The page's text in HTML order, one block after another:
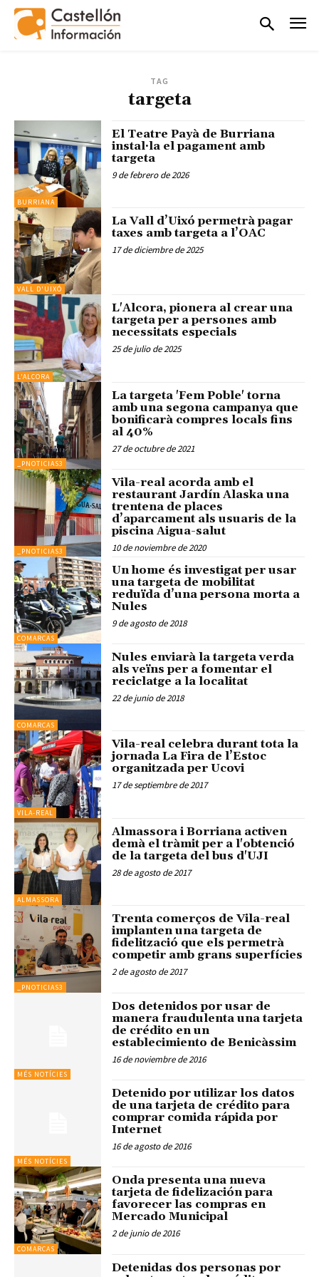
TAG
targeta
BURRIANA
El Teatre Payà de Burriana
instal·la el pagament amb
targeta
9 de febrero de 2026
VALL D'UIXÓ
La Vall d’Uixó permetrà pagar
taxes amb targeta a l’OAC
17 de diciembre de 2025
L'ALCORA
L'Alcora, pionera al crear una
targeta per a persones amb
necessitats especials
25 de julio de 2025
_PNOTICIAS3
La targeta 'Fem Poble' torna
amb una segona campanya que
bonificarà compres locals fins
al 40%
27 de octubre de 2021
_PNOTICIAS3
Vila-real acorda amb el
restaurant Jardín Alaska una
trentena de places
d’aparcament als usuaris de la
piscina Aigua-salut
10 de noviembre de 2020
COMARCAS
Un home és investigat per usar
una targeta de mobilitat
reduïda d’una persona morta a
Nules
9 de agosto de 2018
COMARCAS
Nules enviarà la targeta verda
als veïns per a fomentar el
reciclatge a la localitat
22 de junio de 2018
VILA-REAL
Vila-real celebra durant tota la
jornada La Fira de l’Estoc
organitzada per Ucovi
17 de septiembre de 2017
ALMASSORA
Almassora i Borriana activen
demà el tràmit per a l'obtenció
de la targeta del bus d'UJI
28 de agosto de 2017
_PNOTICIAS3
Trenta comerços de Vila-real
implanten una targeta de
fidelització que els permetrà
competir amb grans superfícies
2 de agosto de 2017
MÉS NOTÍCIES
Dos detenidos por usar de
manera fraudulenta una tarjeta
de crédito en un
establecimiento de Benicàssim
16 de noviembre de 2016
MÉS NOTÍCIES
Detenido por utilizar los datos
de una tarjeta de crédito para
comprar comida rápida por
Internet
16 de agosto de 2016
COMARCAS
Onda presenta una nueva
tarjeta de fidelización para
favorecer las compras en
Mercado Municipal
2 de junio de 2016
Detenidas dos personas por